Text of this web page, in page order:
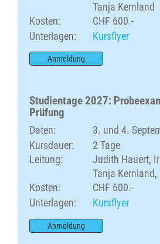
Tanja Kernland
Kosten:
CHF 600.-
Unterlagen:
Kursflyer
Anmeldung
Studientage 2027:
Prüfung
Daten:
3. und 4.
Kursdauer:
2 Tage
Leitung:
Judith Hauert,
Tanja
Kosten:
CHF 600.-
Unterlagen:
Kursflyer
Anmeldung